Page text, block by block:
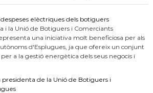
elèctriques dels botiguers
i la Unió de Botiguers i Comerciants
una iniciativa molt beneficiosa per als
d'Esplugues, ja que ofereix un conjunt
a la gestió energètica dels seus negocis i
presidenta de la Unió de Botiguers i